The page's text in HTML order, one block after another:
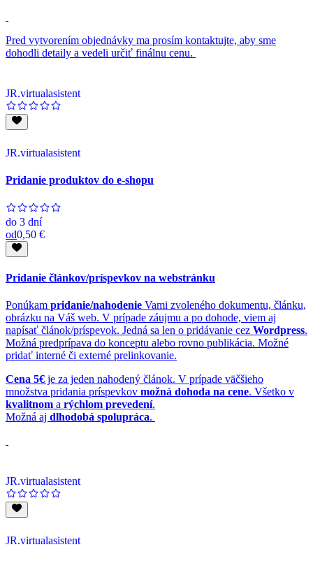
Pred vytvorením objednávky ma prosím kontaktujte, aby sme
dohodli detaily a vedeli určiť finálnu cenu.
JR.virtualasistent
JR.virtualasistent
Pridanie produktov do e-shopu
do 3 dní
od0,50 €
Pridanie článkov/príspevkov na webstránku
Ponúkam pridanie/nahodenie Vami zvoleného dokumentu, článku,
obrázku na Váš web. V prípade záujmu a po dohode, viem aj
napísať článok/príspevok. Jedná sa len o pridávanie cez Wordpress.
Možná predprípava do konceptu alebo rovno publikácia. Možné
pridať interné či externé prelinkovanie.
Cena 5€ je za jeden nahodený článok. V prípade väčšieho
množstva pridania príspevkov možná dohoda na cene. Všetko v
kvalitnom a rýchlom prevedení.
Možná aj dlhodobá spolupráca.
JR.virtualasistent
JR.virtualasistent